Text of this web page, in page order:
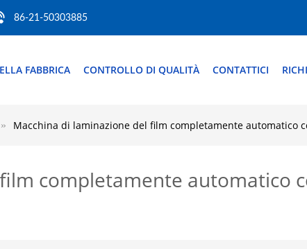
86-21-50303885
FABBRICA CONTROLLO DI QUALITÀ CONTATTICI
Macchina di laminazione del film completamente automatico
completamente automatico